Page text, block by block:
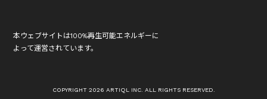
本ウェブサイトは100%再生可能エネルギーに
よって運営されています。
COPYRIGHT 2026 ARTIQL INC. ALL RIGHTS RESERVED.